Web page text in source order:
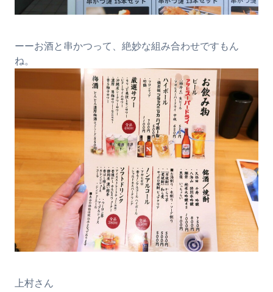
ーーお酒と串かつって、絶妙な組み合わせですもん
ね。
上村さん